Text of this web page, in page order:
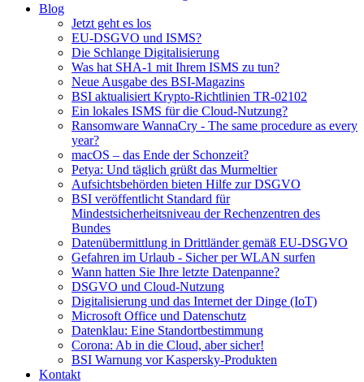
Blog
Jetzt geht es los
EU-DSGVO und ISMS?
Die Schlange Digitalisierung
Was hat SHA-1 mit Ihrem ISMS zu tun?
Neue Ausgabe des BSI-Magazins
BSI aktualisiert Krypto-Richtlinien TR-02102
Ein lokales ISMS für die Cloud-Nutzung?
Ransomware WannaCry - The same procedure as every
year?
macOS – das Ende der Schonzeit?
Petya: Und täglich grüßt das Murmeltier
Aufsichtsbehörden bieten Hilfe zur DSGVO
BSI veröffentlicht Standard für
Mindestsicherheitsniveau der Rechenzentren des
Bundes
Datenübermittlung in Drittländer gemäß EU-DSGVO
Gefahren im Urlaub - Sicher per WLAN surfen
Wann hatten Sie Ihre letzte Datenpanne?
DSGVO und Cloud-Nutzung
Digitalisierung und das Internet der Dinge (IoT)
Microsoft Office und Datenschutz
Datenklau: Eine Standortbestimmung
Corona: Ab in die Cloud, aber sicher!
BSI Warnung vor Kaspersky-Produkten
Kontakt